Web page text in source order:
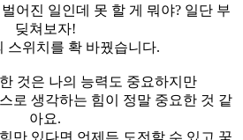
어진 일인데 못 할 게 뭐야? 일단 부
딪쳐보자!
스위치를 확 바꿨습니다.
것은 나의 능력도 중요하지만
로 생각하는 힘이 정말 중요한 것 같
아요.
만 있다면 언제든 도전할 수 있고 꿈